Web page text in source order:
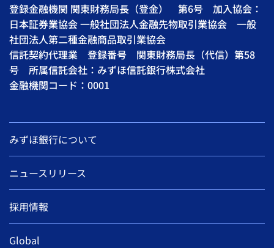
登録金融機関 関東財務局長（登金） 第6号 加入協会：
日本証券業協会 一般社団法人金融先物取引業協会 一般
社団法人第二種金融商品取引業協会
信託契約代理業 登録番号 関東財務局長（代信）第58
号 所属信託会社：みずほ信託銀行株式会社
金融機関コード：0001
みずほ銀行について
ニュースリリース
採用情報
Global